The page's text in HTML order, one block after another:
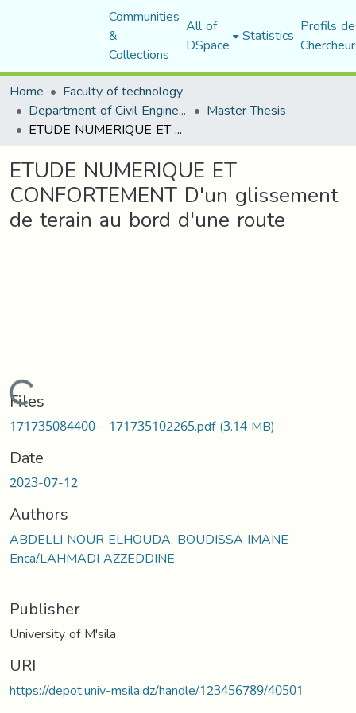
Communities
&
Collections
All of
DSpace Statistics Profils
Home
Faculty of technology
Department of Civil Engineering Master Thesis
ETUDE NUMERIQUE ET CONFORTEMENT D'un glissement de terain au bord d'une route
ETUDE NUMERIQUE ET
CONFORTEMENT D'un glissement
de terain au bord d'une route
Loading...
Files
171735084400 - 171735102265.pdf(3.14 MB)
Date
2023-07-12
Authors
ABDELLI NOUR ELHOUDA, BOUDISSA IMANE
Enca/LAHMADI AZZEDDINE
Publisher
University of M'sila
URI
https://depot.univ-msila.dz/handle/123456789/40501